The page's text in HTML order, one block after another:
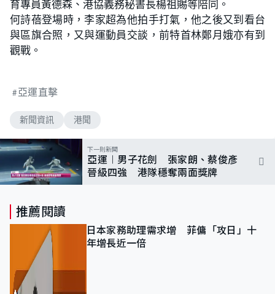
育專員黃德森、港協義務秘書長楊祖賜等陪同。
何詩蓓登場時，李家超為他拍手打氣，他之後又到看台
與區旗合照，又與運動員交談，前特首林鄭月娥亦有到
觀戰。
亞運直擊
新聞資訊 港聞
下一則新聞
亞運︱男子花劍 張家朗、蔡俊彥
晉級四強 港隊穩奪兩面獎牌
推薦閱讀
日本家務助理需求增 菲傭「攻日」十
年增長近一倍